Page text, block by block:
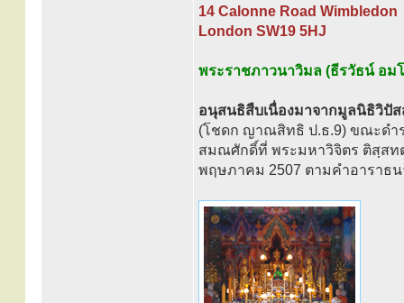
14 Calonne Road Wimbledon
London SW19 5HJ
พระราชภาวนาวิมล (ธีรวัธน์ อมโ
อนุสนธิสืบเนื่องมาจากมูลนิธิวิปั
(โชดก ญาณสิทธิ ป.ธ.9) ขณะด
สมณศักดิ์ที่ พระมหาวิจิตร ติสฺสท
พฤษภาคม 2507 ตามคำอาราธน